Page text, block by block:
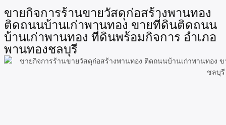
ขายกิจการร้านขายวัสดุก่อสร้างพานทอง
ติดถนนบ้านเก่าพานทอง ขายที่ดินติดถนน
บ้านเก่าพานทอง ที่ดินพร้อมกิจการ อำเภอ
พานทองชลบุรี